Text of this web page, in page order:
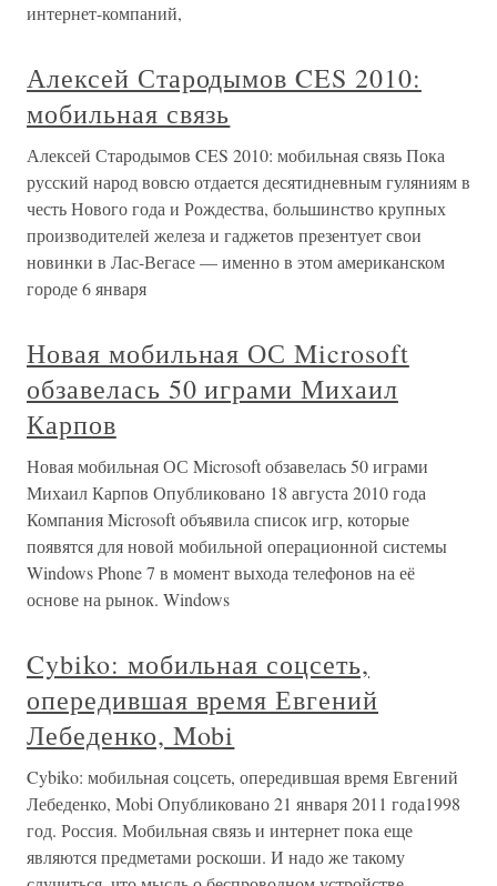
интернет-компаний,
Алексей Стародымов CES 2010:
мобильная связь
Алексей Стародымов CES 2010: мобильная связь Пока
русский народ вовсю отдается десятидневным гуляниям в
честь Нового года и Рождества, большинство крупных
производителей железа и гаджетов презентует свои
новинки в Лас-Вегасе — именно в этом американском
городе 6 января
Новая мобильная ОС Microsoft
обзавелась 50 играми Михаил
Карпов
Новая мобильная ОС Microsoft обзавелась 50 играми
Михаил Карпов Опубликовано 18 августа 2010 года
Компания Microsoft объявила список игр, которые
появятся для новой мобильной операционной системы
Windows Phone 7 в момент выхода телефонов на её
основе на рынок. Windows
Cybiko: мобильная соцсеть,
опередившая время Евгений
Лебеденко, Mobi
Cybiko: мобильная соцсеть, опередившая время Евгений
Лебеденко, Mobi Опубликовано 21 января 2011 года1998
год. Россия. Мобильная связь и интернет пока еще
являются предметами роскоши. И надо же такому